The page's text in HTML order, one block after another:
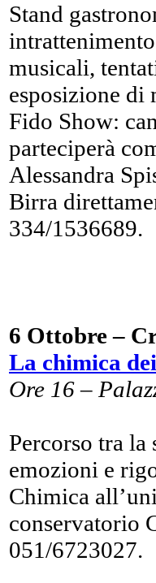
Stand
musicali,
esposizione di
Fido Show:
parteciperà
Alessandra
Birra
334/1536689.
6 Ottobre –
La chimica
Ore 16 –
Percorso tra
emozioni e
Chimica
conservatorio
051/6723027.